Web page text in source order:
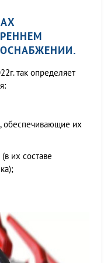
так определяет
обеспечивающие их
их составе